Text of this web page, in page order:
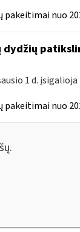
pakeitimai nuo
1 d.
pakeitimai nuo